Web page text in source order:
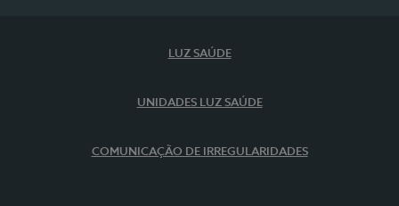
LUZ SAÚDE
UNIDADES LUZ SAÚDE
COMUNICAÇÃO DE IRREGULARIDADES